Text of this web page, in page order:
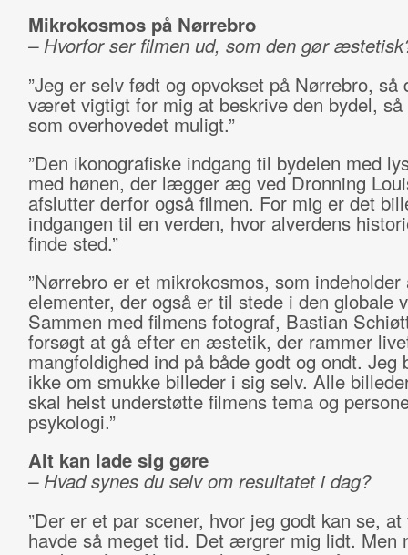
Mikrokosmos på Nørrebro
– Hvorfor ser filmen ud, som den gør
”Jeg er selv født og opvokset på Nørrebro, så
været vigtigt for mig at beskrive den bydel, så
som overhovedet muligt.”
”Den ikonografiske indgang til bydelen med
med hønen, der lægger æg ved Dronning
afslutter derfor også filmen. For mig er det
indgangen til en verden, hvor alverdens
finde sted.”
”Nørrebro er et mikrokosmos, som indeholder
elementer, der også er til stede i den globale
Sammen med filmens fotograf, Bastian
forsøgt at gå efter en æstetik, der rammer
mangfoldighed ind på både godt og ondt. Jeg
ikke om smukke billeder i sig selv. Alle
skal helst understøtte filmens tema og
psykologi.”
Alt kan lade sig gøre
– Hvad synes du selv om resultatet i dag?
”Der er et par scener, hvor jeg godt kan se,
havde så meget tid. Det ærgrer mig lidt. Men